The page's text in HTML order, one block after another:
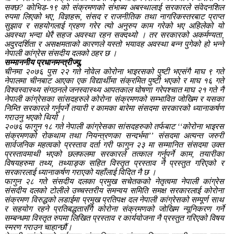
सक्छ? कोभिड-१९ को संक्रमणको संभाब्य अबस्थालाई सरकारले संवेदनशिल
रुपमा लिएको भए, विज्ञहरू, संसद र राजनीतिक तथा नागरिकस्तरबाट प्राप्त
सुझाव र सहयोगलाई ग्रहण गरेर त्यो अनुरुप काम गरेको भए अहिलेको यो
अवस्था भन्दा धेरै सहज अवस्था रहन सक्दथ्यो । तर सरकारको अकर्मण्यता,
अदुरदर्शिता र असक्षमताको कारणले यस्तो भयावह अवस्था बन्न पुगेको हो भन्ने
नेपाली कांग्रेस संसदीय दलको ठहर छ ।
सम्माननीय प्रधानमन्त्रीज्यू,
चीनमा २०७६ पुस २२ गते नोवेल कोरोना भाइरसको पुष्टी भएसंगै माघ ९ गते
नेपालमा चीनबाट आएका एक विद्यार्थीमा संक्रमित पुष्टी भएको र माघ १६ गते
विश्वस्वास्थ्य संगठनले जनस्वास्थ्य आपतकाल घोषणा गरेपश्चात माघ २१ गते नै
नेपाली कांग्रेसका सांसदहरुले कोरोना संक्रमणको सम्भावित जोखिम र यसका
निम्ति सरकारले गर्नुपर्ने तयारी र कामका बारेमा संसदमा सरकारको ध्यानाकर्षण
गराउनु भएको थियो ।
२०७६ फागुन १८ गते नेपाली कांग्रेसका सांसदहरुको तर्फबाट ‘‘कोरोना भाइरस
संक्रमणको रोकथाम तथा नियन्त्रणका सन्दर्भमा’’ संसदमा अत्यन्त जरुरी
सार्वजनिक महत्वको प्रस्ताव दर्ता गरी फागुन २३ मा सम्मानित संसदमा उक्त
प्रस्तावमाथी भएको छलफलमा सरकारले तत्काल गर्नुपर्ने काम, तयारीका
विषयहरुमा तथ्य, तथ्याङ्क सहित विस्तृत प्रस्ताव नै प्रस्तुत गरिएको र
सरकारलाई ध्यानाकर्षण गराएको यहाँलाई विदित नै छ ।
फागुन २८ गते संसदीय दलका प्रमुख सचेतकको नेतृत्वमा नेपाली कांग्रेस
संसदीय दलको टोलीले उच्चस्तरीय समन्वय समिति समक्ष सरकारलाई कोरोना
संक्रमण विरुद्धको लडाईमा प्रमुख प्रतिपक्ष दल नेपाली कांग्रेसको सम्पूर्ण साथ
र सहयोग रहने प्रतिबद्धतासँगै कोरोना संक्रमणको जोखिम न्यूनिकरण गर्ने
सम्बन्धमा विस्तृत रुपमा लिखित प्रस्ताव र कार्ययोजना नै प्रस्तुत गरिएको विषय
स्मरण गराउन चाहान्छौं।